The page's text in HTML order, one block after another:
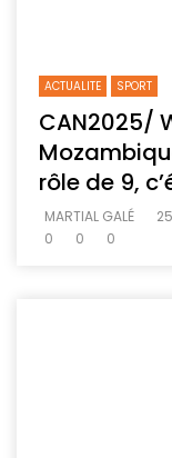
ACTUALITE SPORT
CAN2025/
rôle de 9,
MARTIAL GALÉ
0
0 0